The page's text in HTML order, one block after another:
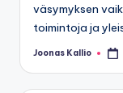
väsymyksen
toimintoja ja
Posted
Joonas Kallio